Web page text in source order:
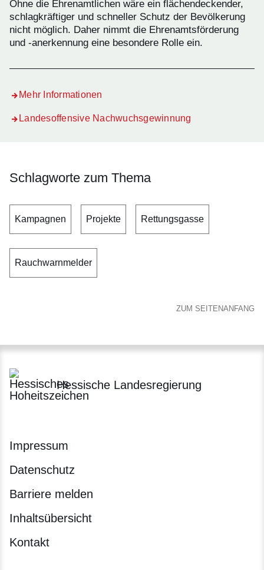
Ohne die Ehrenamtlichen wäre ein flächendeckender,
schlagkräftiger und schneller Schutz der Bevölkerung
nicht möglich. Daher nimmt die Ehrenamtsförderung
und -anerkennung eine besondere Rolle ein.
Mehr Informationen
Landesoffensive Nachwuchsgewinnung
Schlagworte zum Thema
Kampagnen Projekte Rettungsgasse
Rauchwarnmelder
ZUM SEITENANFANG
Hessische Landesregierung
Impressum
Datenschutz
Barriere melden
Inhaltsübersicht
Kontakt